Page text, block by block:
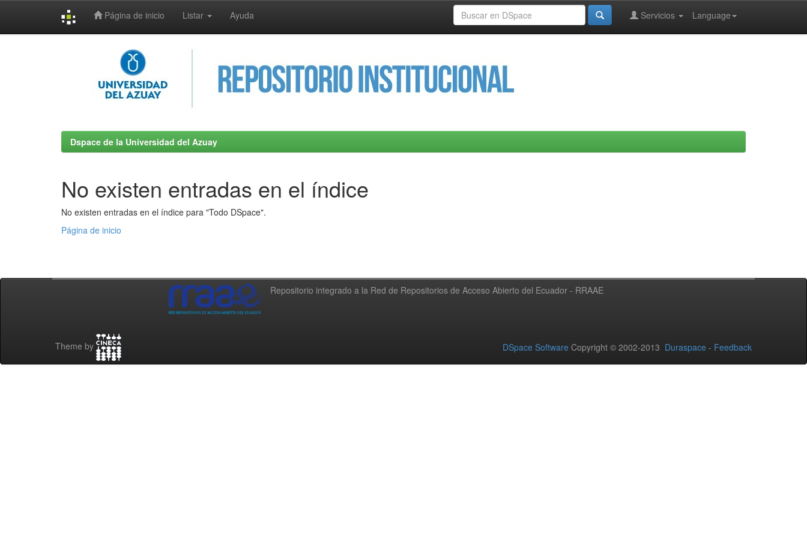
Página de inicio Listar Ayuda Language
Servicios
Dspace de la Universidad del Azuay
No existen entradas en el índice
No existen entradas en el índice para "Todo DSpace".
Página de inicio
Repositorio integrado a la Red de Repositorios de Acceso Abierto del Ecuador - RRAAE
Theme by DSpace Software Copyright © 2002-2013 Duraspace - Feedback